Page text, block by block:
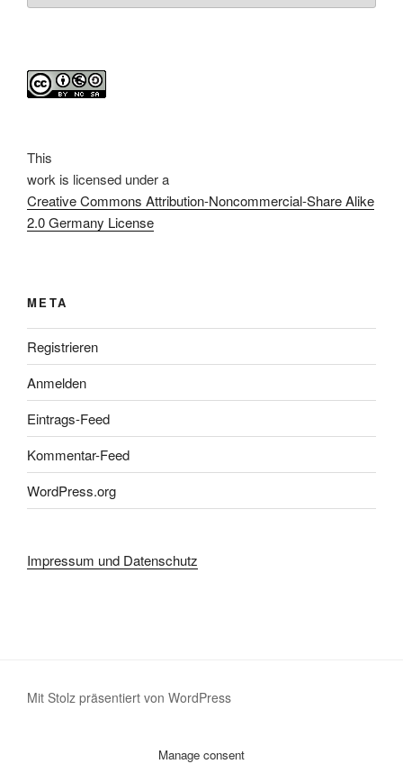
This
work is licensed under a
Creative Commons Attribution-Noncommercial-Share Alike
2.0 Germany License
META
Registrieren
Anmelden
Eintrags-Feed
Kommentar-Feed
WordPress.org
Impressum und Datenschutz
Mit Stolz präsentiert von WordPress
Manage consent